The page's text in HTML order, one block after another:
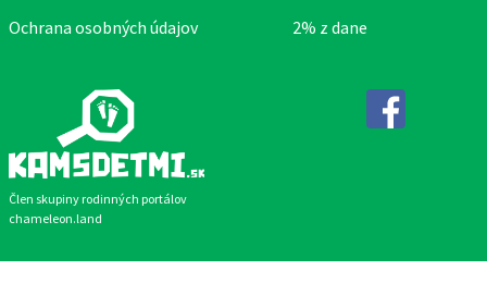
Člen skupiny rodinných portálov
chameleon.land
Ochrana osobných údajov
2% z dane